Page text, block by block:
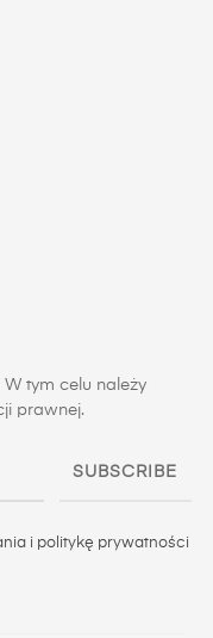
tym celu należy
prawnej.
SUBSCRIBE
i politykę prywatności